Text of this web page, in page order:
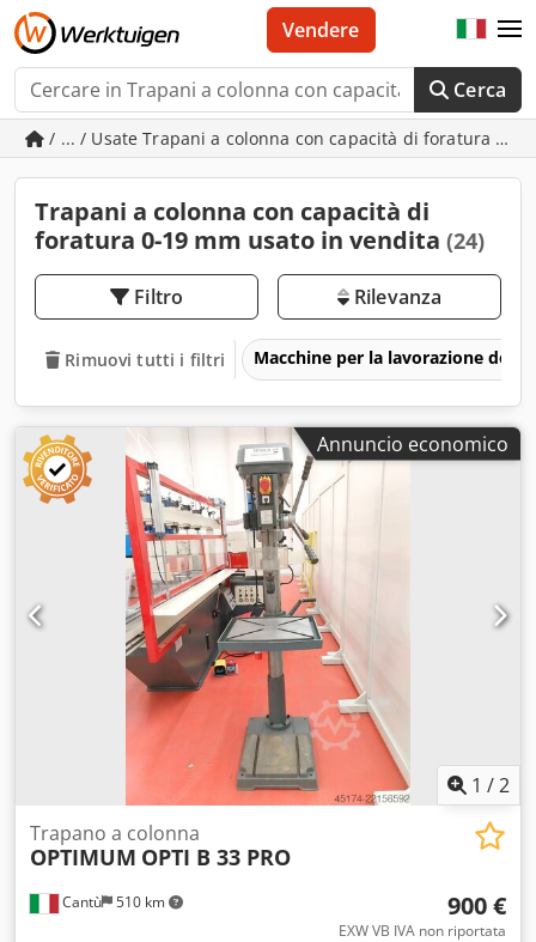
Cerca
Vendere
/ ... / Usate Trapani a colonna con capacità di foratura 0-
Trapani a colonna con capacità di
foratura 0-19 mm usato in vendita (24)
Filtro Rilevanza
Rimuovi tutti i filtri Macchine per la lavorazione del
Annuncio economico
1 /2
Cantù 510 km
Trapano a colonna
OPTIMUM OPTI B 33 PRO
900 €
EXW VB IVA non riportata